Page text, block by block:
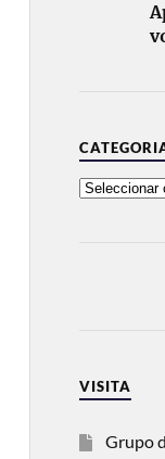
VISITA
Grupo